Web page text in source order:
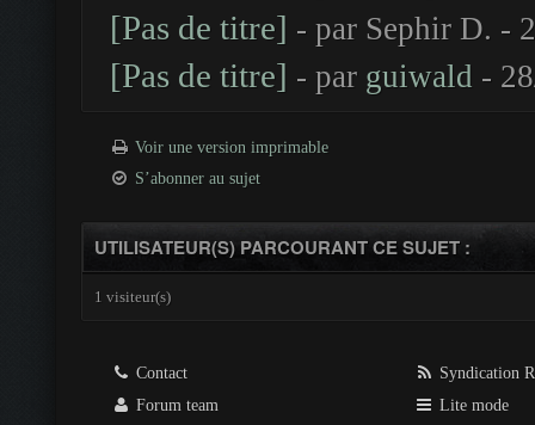
[Pas de titre] - par Sephir D. -
[Pas de titre] - par guiwald -
Voir une version imprimable
S’abonner au sujet
UTILISATEUR(S) PARCOURANT CE SUJET :
1 visiteur(s)
Contact
Forum team
Syndication
Lite mode